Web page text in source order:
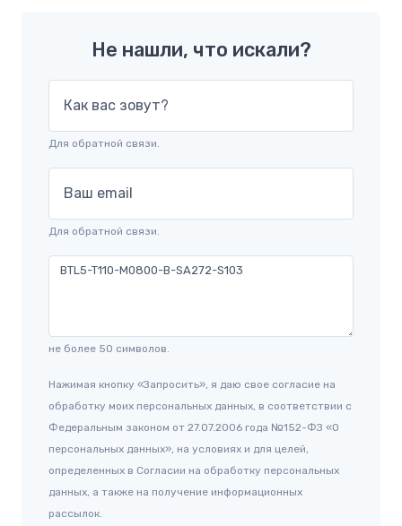
Не нашли, что искали?
Как вас зовут?
Для обратной связи.
Ваш email
Для обратной связи.
не более 50 символов.
Нажимая кнопку «Запросить», я даю свое согласие на
обработку моих персональных данных, в соответствии с
Федеральным законом от 27.07.2006 года №152-ФЗ «О
персональных данных», на условиях и для целей,
определенных в Согласии на обработку персональных
данных, а также на получение информационных
рассылок.